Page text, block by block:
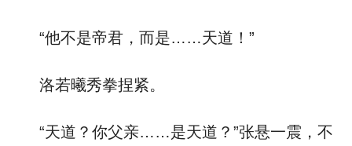
“他不是帝君，而是……天道！”
洛若曦秀拳捏紧。
“天道？你父亲……是天道？”张悬一震，不